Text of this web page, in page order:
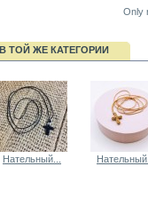
Only
В ТОЙ ЖЕ КАТЕГОРИИ
Нательный...